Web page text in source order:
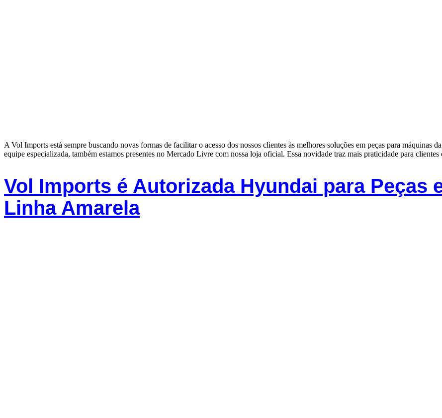
A Vol Imports está sempre buscando novas formas de facilitar o acesso dos nossos clientes às melhores soluções em peças para máquinas
equipe especializada, também estamos presentes no Mercado Livre com nossa loja oficial. Essa novidade traz mais praticidade para
Vol Imports é Autorizada Hyundai para Peças
Linha Amarela